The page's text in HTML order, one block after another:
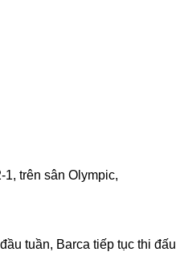
trên sân Olympic,
tuần, Barca tiếp tục thi đấu